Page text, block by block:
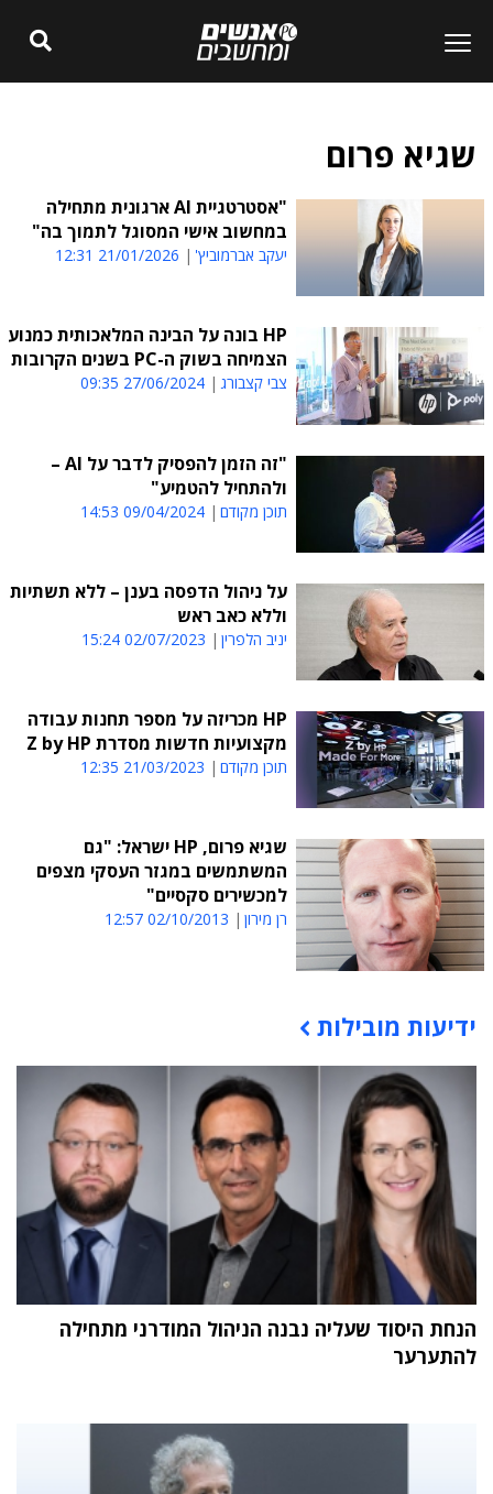
שגיא פרום
"אסטרטגיית AI ארגונית מתחילה
במחשוב אישי המסוגל לתמוך בה"
יעקב אברמוביץ' 21/01/2026 12:31
HP בונה על הבינה המלאכותית כמנוע
הצמיחה בשוק ה-PC בשנים הקרובות
צבי קצבורג 27/06/2024 09:35
"זה הזמן להפסיק לדבר על AI –
ולהתחיל להטמיע"
תוכן מקודם 09/04/2024 14:53
על ניהול הדפסה בענן – ללא תשתיות
וללא כאב ראש
יניב הלפרין 02/07/2023 15:24
HP מכריזה על מספר תחנות עבודה
מקצועיות חדשות מסדרת Z by HP
תוכן מקודם 21/03/2023 12:35
שגיא פרום, HP ישראל: "גם
המשתמשים במגזר העסקי מצפים
למכשירים סקסיים"
רן מירון 02/10/2013 12:57
תוכן פרסומי
ידיעות מובילות
הנחת היסוד שעליה נבנה הניהול המודרני מתחילה
להתערער